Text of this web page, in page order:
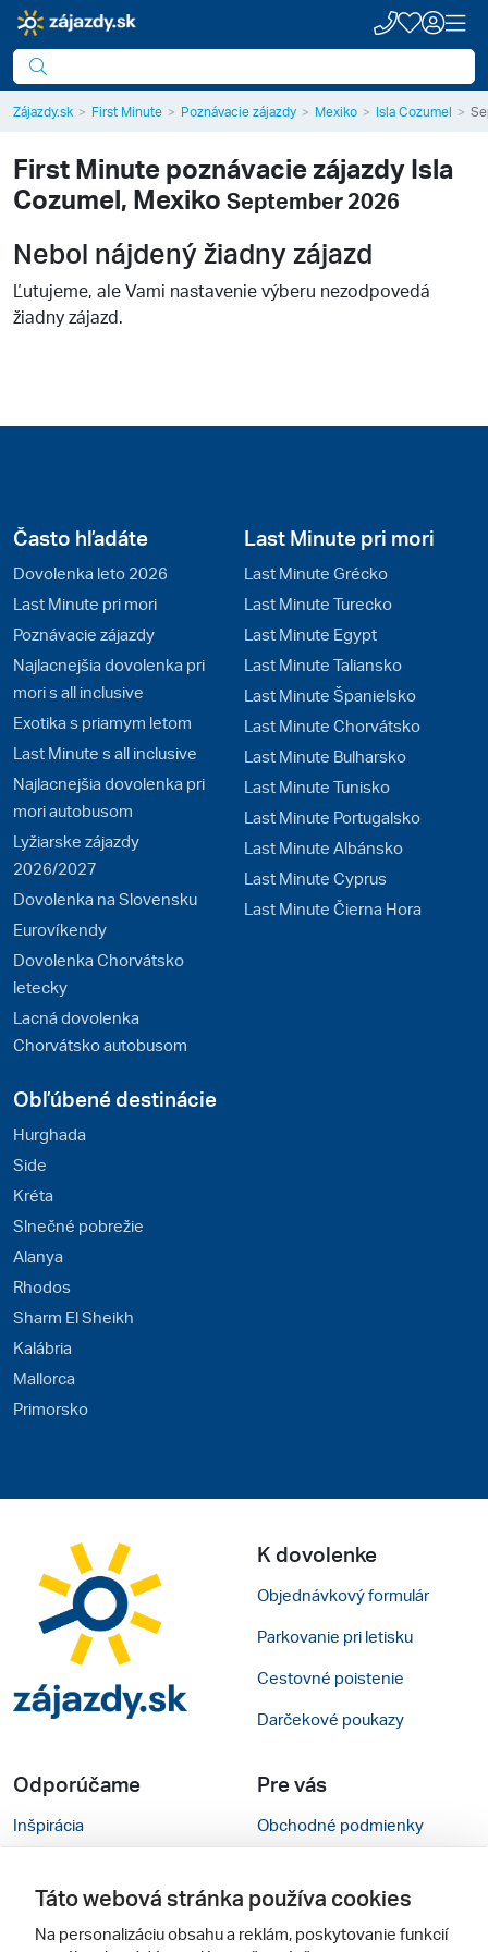
Zájazdy.sk First Minute Poznávacie zájazdy Mexiko Isla Cozumel
First Minute poznávacie zájazdyIsla
Cozumel, Mexiko September 2026
Nebol nájdený žiadny zájazd
Ľutujeme, ale Vami nastavenie výberu nezodpovedá
žiadny zájazd.
Často hľadáte
Dovolenka leto 2026
Last Minute pri mori
Poznávacie zájazdy
Najlacnejšia dovolenka pri
mori s all inclusive
Exotika s priamym letom
Last Minute s all inclusive
Najlacnejšia dovolenka pri
mori autobusom
Lyžiarske zájazdy
2026/2027
Dovolenka na Slovensku
Eurovíkendy
Dovolenka Chorvátsko
letecky
Lacná dovolenka
Chorvátsko autobusom
Last Minute pri mori
Last Minute Grécko
Last Minute Turecko
Last Minute Egypt
Last Minute Taliansko
Last Minute Španielsko
Last Minute Chorvátsko
Last Minute Bulharsko
Last Minute Tunisko
Last Minute Portugalsko
Last Minute Albánsko
Last Minute Cyprus
Last Minute Čierna Hora
Obľúbené destinácie
Hurghada
Side
Kréta
Slnečné pobrežie
Alanya
Rhodos
Sharm El Sheikh
Kalábria
Mallorca
Primorsko
K dovolenke
Objednávkový formulár
Parkovanie pri letisku
Cestovné poistenie
Darčekové poukazy
Odporúčame
Inšpirácia
Cestovné kancelárie
Pre vás
Obchodné podmienky
Nastavenie cookies
Táto webová stránka používa cookies
Na personalizáciu obsahu a reklám, poskytovanie funkcií